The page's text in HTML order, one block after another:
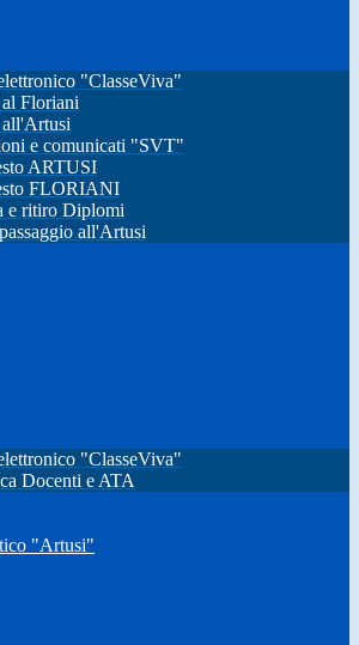
"ClasseViva"
Floriani
e comunicati "SVT"
ARTUSI
FLORIANI
e ritiro Diplomi
all'Artusi
"ClasseViva"
Docenti e ATA
"Artusi"